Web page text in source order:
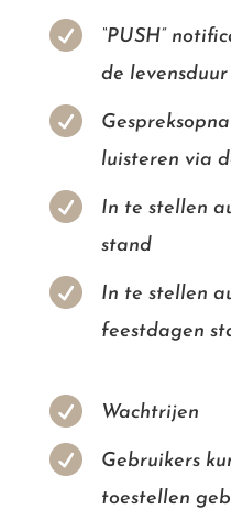

“PUSH”
de

luisteren via

In te stellen
stand

In te stellen
feestdagen
 Wachtrijen

Gebruikers
toestellen